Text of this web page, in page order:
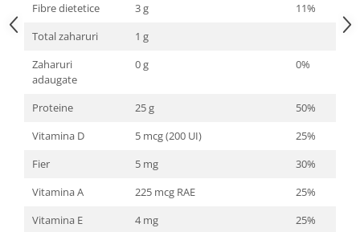
Fibre dietetice 3 g
11%
Total zaharuri
1 g
Zaharuri
adaugate
0 g 0%
Proteine 25 g
50%
Vitamina D
5 mcg (200 UI)
25%
Fier
5 mg
30%
Vitamina A
225 mcg RAE
25%
Vitamina E
4 mg
25%